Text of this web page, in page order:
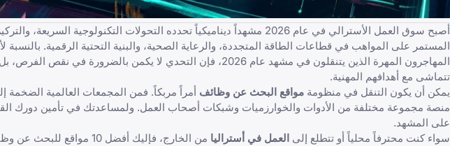
أصبح سوق العمل الأسترالي في عام 2026 مشهداً ديناميكياً تحدده التحولات
المستمر على المواهب في قطاعات الطاقة المتجددة، والرعاية الصحية، والبنية التحتية الرقمية. بالنسبة
المهاجرون المهرة الذين يتنقلون في مشهد عام 2026
، فإن التحدي لا يكمن بالضرورة في نقص الفرص، بل
تتماشى مع أهدافهم المهنية.
يمكن أن يكون التنقل في منظومة مواقع البحث عن وظائف أمراً مربكاً. فمن المجمعات العالمية
منصة مجموعة مختلفة من الأدوات والخوارزميات وشبكات أصحاب العمل. ولمساعدتك في تأمين دورك
على المشهد.
سواء كنت محترفاً محلياً أو تتطلع إلى العمل في أستراليا من الخارج، فإليك أفضل 10 مواقع للبحث عن وظائف في أستراليا لعام 2026.